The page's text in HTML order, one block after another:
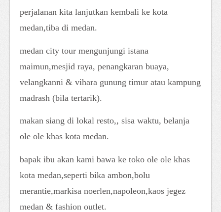
perjalanan kita lanjutkan kembali ke kota
medan,tiba di medan.
medan city tour mengunjungi istana
maimun,mesjid raya, penangkaran buaya,
velangkanni & vihara gunung timur atau kampung
madrash (bila tertarik).
makan siang di lokal resto,, sisa waktu, belanja
ole ole khas kota medan.
bapak ibu akan kami bawa ke toko ole ole khas
kota medan,seperti bika ambon,bolu
merantie,markisa noerlen,napoleon,kaos jegez
medan & fashion outlet.